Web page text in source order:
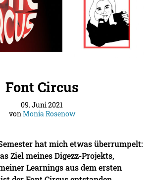
Font Circus
09. Juni 2021
vonMonia Rosenow
hat mich etwas überrumpelt:
Ziel meines Digezz-Projekts,
Learnings aus dem ersten